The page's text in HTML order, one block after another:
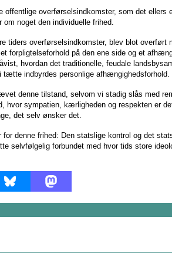
offentlige overførselsindkomster, som det
noget den individuelle frihed.
tiders overførselsindkomster, blev blot
på den ene side og et
hvordan det traditionelle, feudale
tætte indbyrdes personlige afhængighedsforhold.
denne tilstand, selvom vi stadig slås med
hvor sympatien, kærligheden og respekten
det selv ønsker det.
denne frihed: Den statslige kontrol og det
selvfølgelig forbundet med hvor tids store